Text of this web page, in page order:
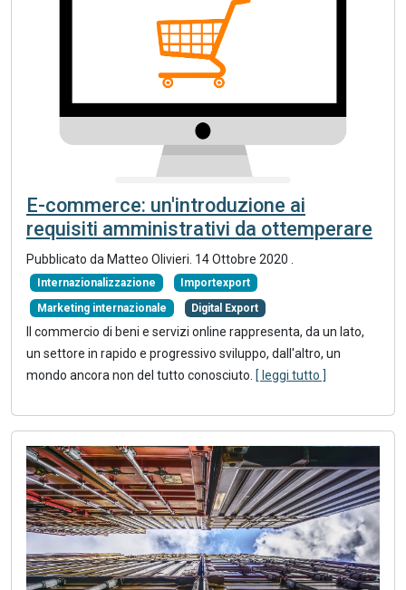
E-commerce: un'introduzione ai
requisiti amministrativi da ottemperare
Pubblicato da Matteo Olivieri. 14 Ottobre 2020
Internazionalizzazione Importexport
Marketing internazionale Digital Export
Il commercio di beni e servizi online rappresenta, da un lato,
un settore in rapido e progressivo sviluppo, dall'altro, un
mondo ancora non del tutto conosciuto. [ leggi tutto ]